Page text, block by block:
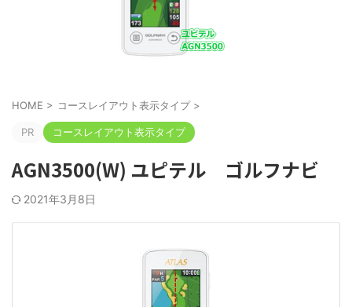
HOME > コースレイアウト表示タイプ >
PR コースレイアウト表示タイプ
AGN3500(W) ユピテル ゴルフナビ
2021年3月8日